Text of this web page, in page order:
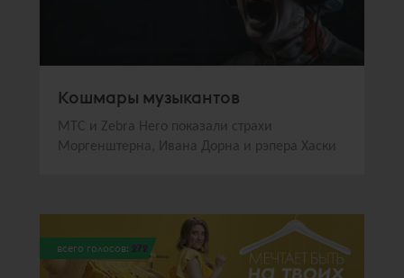
Кошмары музыкантов
МТС и Zebra Hero показали страхи
Моргенштерна, Ивана Дорна и рэпера Хаски
всего голосов: 272